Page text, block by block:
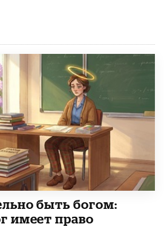
быть богом:
имеет право